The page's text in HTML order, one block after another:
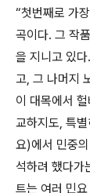
“첫번째로 가
곡이다. 그 작
을 지니고 있
고, 그 나머지
이 대목에서
교하지도, 특별
요)에서 민중
석하려 했다가
트는 여러 민요